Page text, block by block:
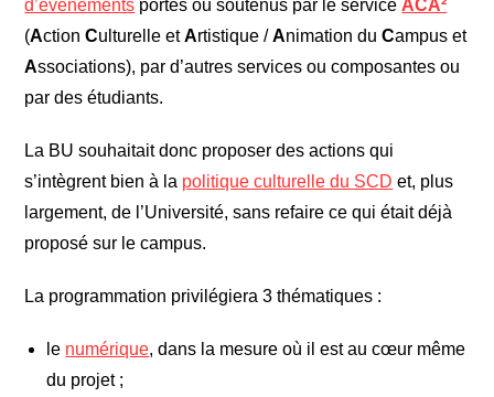
d’événements portés ou soutenus par le service ACA²
(ActionCulturelle etArtistique /Animation duCampus et
Associations), par d’autres services ou composantes ou
par des étudiants.
La BU souhaitait donc proposer des actions qui
s’intègrent bien à la politique culturelle du SCD et, plus
largement, de l’Université, sans refaire ce qui était déjà
proposé sur le campus.
La programmation privilégiera 3 thématiques :
le numérique, dans la mesure où il est au cœur même
du projet ;